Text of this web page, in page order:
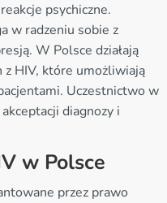
psychiczne.
w radzeniu sobie z
W Polsce działają
z HIV, które umożliwiają
Uczestnictwo w
diagnozy i
w Polsce
przez prawo